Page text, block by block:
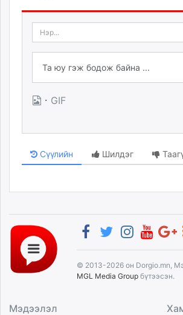
· GIF
Сүүлийн Шилдэг
© 2013-2026 он Dorgio.mn,
MGL Media Group бүтээсэн.
Мэдээлэл